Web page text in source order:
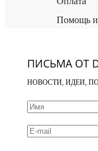
Помощь и
ПИСЬМА ОТ
НОВОСТИ, ИДЕИ,